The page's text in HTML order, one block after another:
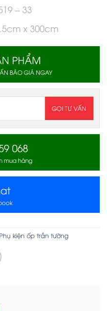
– 33
x 300cm
PHẨM
BÁO GIÁ NGAY
068
mua hàng
Phụ kiện ốp trần tường